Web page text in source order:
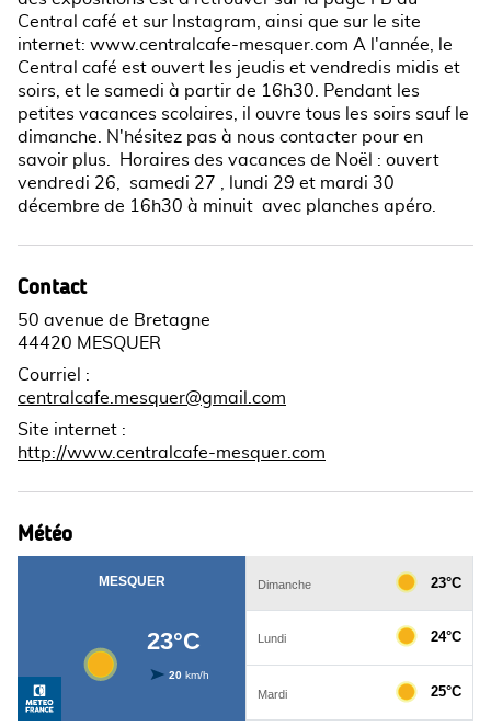
Central café et sur Instagram, ainsi que sur le site
internet: www.centralcafe-mesquer.com A l'année, le
Central café est ouvert les jeudis et vendredis midis et
soirs, et le samedi à partir de 16h30. Pendant les
petites vacances scolaires, il ouvre tous les soirs sauf le
dimanche. N'hésitez pas à nous contacter pour en
savoir plus. Horaires des vacances de Noël : ouvert
vendredi 26, samedi 27 , lundi 29 et mardi 30
décembre de 16h30 à minuit avec planches apéro.
Contact
50 avenue de Bretagne
44420 MESQUER
Courriel
:
centralcafe.mesquer@gmail.com
Site internet :
http://www.centralcafe-mesquer.com
Météo